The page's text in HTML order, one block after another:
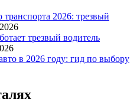
2026: трезвый
трезвый водитель
в 2026 году: гид по выбору